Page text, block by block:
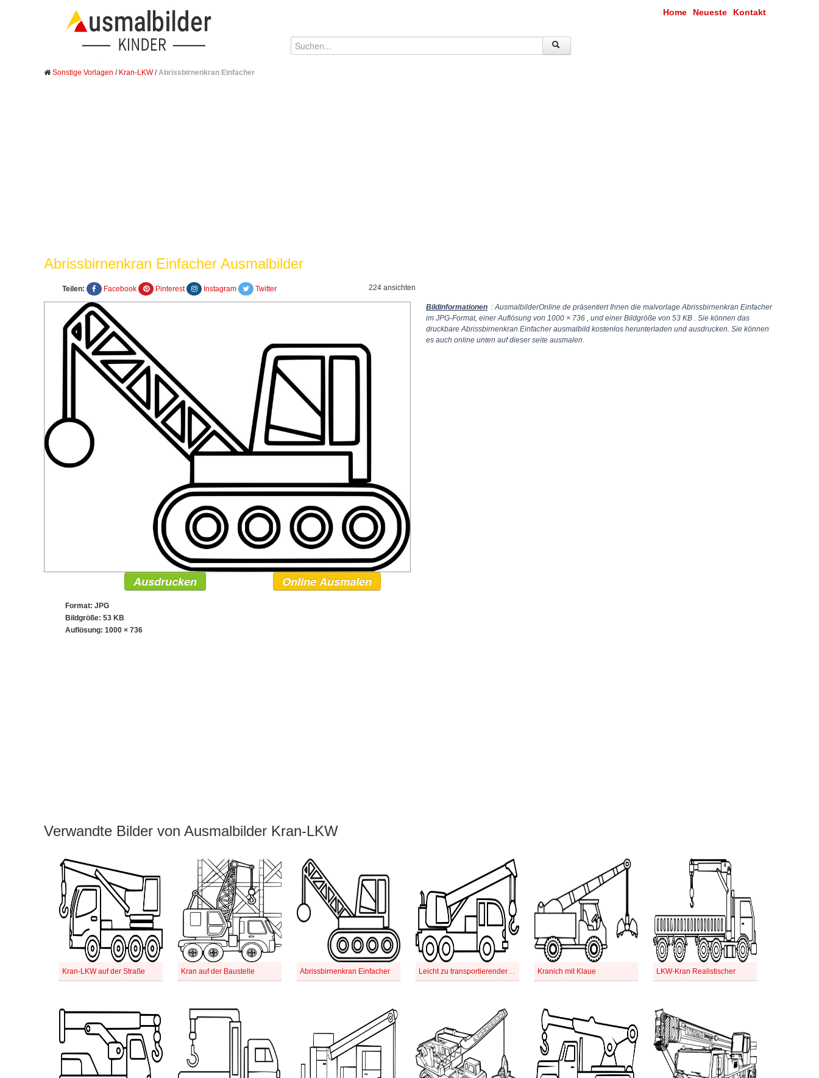
Home Neueste Kontakt
Sonstige Vorlagen / Kran-LKW/Abrissbirnenkran Einfacher
Abrissbirnenkran Einfacher Ausmalbilder
Teilen: Facebook Pinterest Instagram Twitter 224 ansichten
Bildinformationen : AusmalbilderOnline.de präsentiert Ihnen die malvorlage Abrissbirnenkran Einfacher
im JPG-Format, einer Auflösung von 1000 × 736 , und einer Bildgröße von 53 KB . Sie können das
druckbare Abrissbirnenkran Einfacher ausmalbild kostenlos herunterladen und ausdrucken. Sie können
es auch online unten auf dieser seite ausmalen.
Ausdrucken Online Ausmalen
Format: JPG
Bildgröße: 53 KB
Auflösung: 1000 × 736
Verwandte Bilder von Ausmalbilder Kran-LKW
Kran-LKW auf der Straße Kran auf der Baustelle Abrissbirnenkran Einfacher Kranich mit Klaue LKW-Kran Realistischer